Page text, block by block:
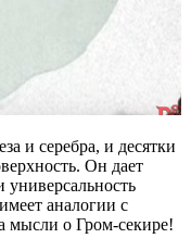
и серебра, и десятки
Он дает
универсальность
аналогии с
мысли о Гром-секире!